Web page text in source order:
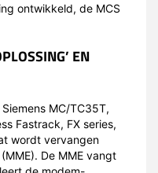
ontwikkeld, de MCS
EN
MC/TC35T,
Fastrack, FX series,
wordt vervangen
De MME vangt